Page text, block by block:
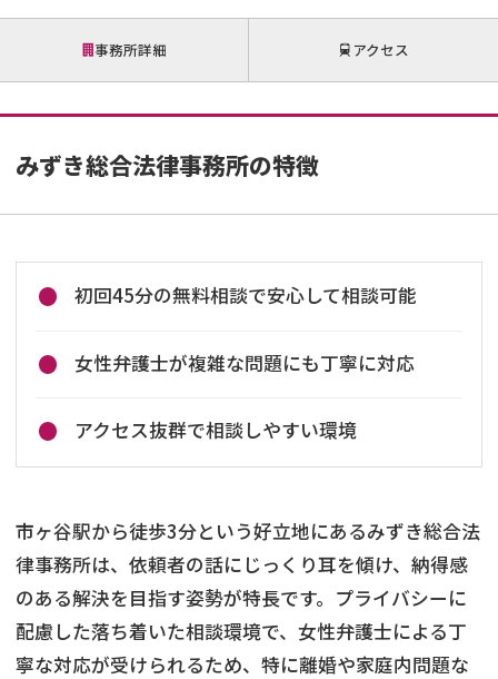
その他の男女問題
事務所詳細 アクセス
みずき総合法律事務所の特徴
初回45分の無料相談で安心して相談可能
女性弁護士が複雑な問題にも丁寧に対応
アクセス抜群で相談しやすい環境
市ヶ谷駅から徒歩3分という好立地にあるみずき総合法
律事務所は、依頼者の話にじっくり耳を傾け、納得感
のある解決を目指す姿勢が特長です。プライバシーに
配慮した落ち着いた相談環境で、女性弁護士による丁
寧な対応が受けられるため、特に離婚や家庭内問題な